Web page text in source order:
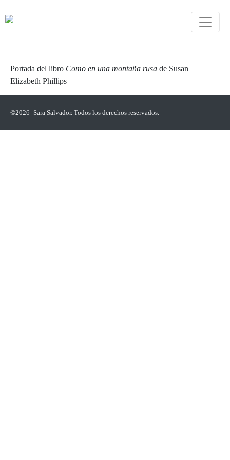
Portada del libro Como en una montaña rusa de Susan
Elizabeth Phillips
©2026 -Sara Salvador. Todos los derechos reservados.